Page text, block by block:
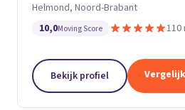
Helmond, Noord-Brabant
10,0Moving Score 110
Bekijk profiel